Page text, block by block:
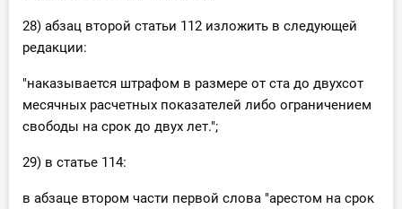
28) абзац второй статьи 112 изложить в следующей
редакции:
"наказывается штрафом в размере от ста до двухсот
месячных расчетных показателей либо ограничением
свободы на срок до двух лет.";
29) в статье 114:
в абзаце втором части первой слова "арестом на срок